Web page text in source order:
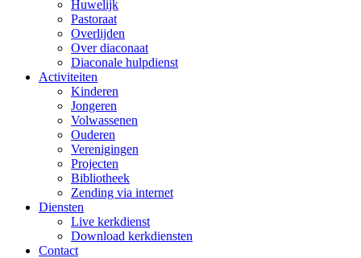
Huwelijk
Pastoraat
Overlijden
Over diaconaat
Diaconale hulpdienst
Activiteiten
Kinderen
Jongeren
Volwassenen
Ouderen
Verenigingen
Projecten
Bibliotheek
Zending via internet
Diensten
Live kerkdienst
Download kerkdiensten
Contact